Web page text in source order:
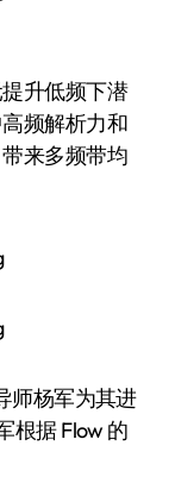
升低频下潜
频解析力和
来多频带均
师杨军为其进
根据 Flow 的